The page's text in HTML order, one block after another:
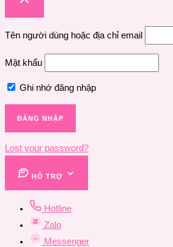
Tên người dùng hoặc địa chỉ email
Mật khẩu
Ghi nhớ đăng nhập
Lost your password?
HỖ TRỢ
Hotline
Zalo
Messenger